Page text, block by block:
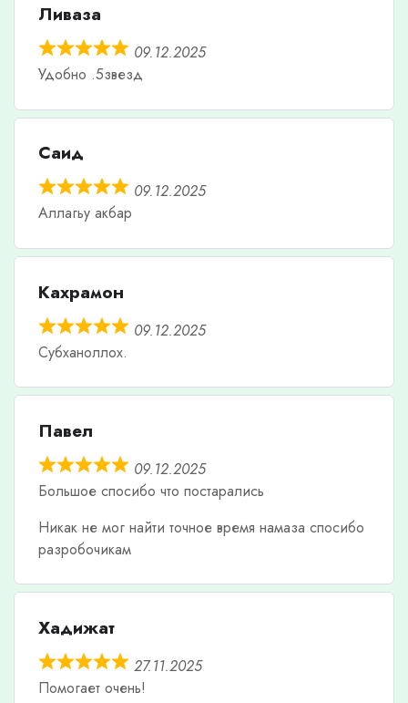
Ливаза
09.12.2025
Удобно .5звезд
Саид
09.12.2025
Аллагьу акбар
Кахрамон
09.12.2025
Субханоллох.
Павел
09.12.2025
Большое спосибо что постарались
Никак не мог найти точное время намаза спосибо
разробочикам
Хадижат
27.11.2025
Помогает очень!